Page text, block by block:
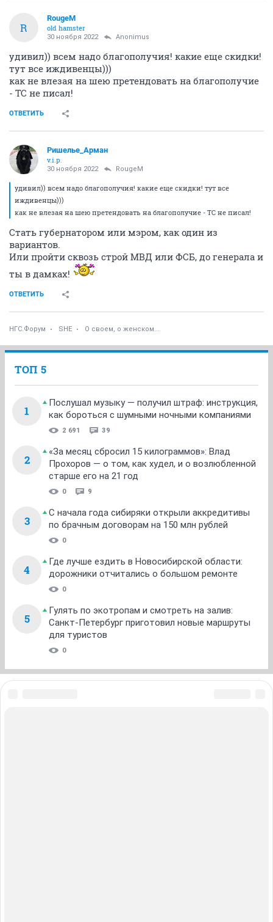
R
RougeM
old hamster
30 ноября 2022 Anоnimus
удивил)) всем надо благополучия! какие еще скидки!
тут все иждивенцы)))
как не влезая на шею претендовать на благополучие
- ТС не писал!
ОТВЕТИТЬ
Ришелье_Арман
v.i.p.
30 ноября 2022 RougeM
удивил)) всем надо благополучия! какие еще скидки! тут все
иждивенцы)))
как не влезая на шею претендовать на благополучие - ТС не писал!
Стать губернатором или мэром, как один из
вариантов.
Или пройти сквозь строй МВД или ФСБ, до генерала и
ты в дамках!
ОТВЕТИТЬ
НГС.Форум SHE О своем, о женском...
ТОП 5
1
Послушал музыку — получил штраф: инструкция,
как бороться с шумными ночными компаниями
2 691 39
2
«За месяц сбросил 15 килограммов»: Влад
Прохоров — о том, как худел, и о возлюбленной
старше его на 21 год
0 9
3
С начала года сибиряки открыли аккредитивы
по брачным договорам на 150 млн рублей
0
4
Где лучше ездить в Новосибирской области:
дорожники отчитались о большом ремонте
0
5
Гулять по экотропам и смотреть на залив:
Санкт-Петербург приготовил новые маршруты
для туристов
0